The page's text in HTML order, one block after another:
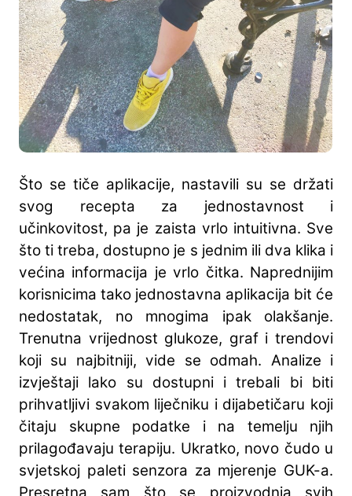
Što se tiče aplikacije, nastavili su se držati
svog recepta za jednostavnost i
učinkovitost, pa je zaista vrlo intuitivna. Sve
što ti treba, dostupno je s jednim ili dva klika i
većina informacija je vrlo čitka. Naprednijim
korisnicima tako jednostavna aplikacija bit će
nedostatak, no mnogima ipak olakšanje.
Trenutna vrijednost glukoze, graf i trendovi
koji su najbitniji, vide se odmah. Analize i
izvještaji lako su dostupni i trebali bi biti
prihvatljivi svakom liječniku i dijabetičaru koji
čitaju skupne podatke i na temelju njih
prilagođavaju terapiju. Ukratko, novo čudo u
svjetskoj paleti senzora za mjerenje GUK-a.
Presretna sam što se proizvodnja svih